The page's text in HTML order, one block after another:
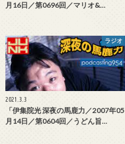
月16日／第0696回／マリオ&…
ラジオ
2021.3.3
「伊集院光 深夜の馬鹿力／2007年05
月14日／第0604回／うどん旨…